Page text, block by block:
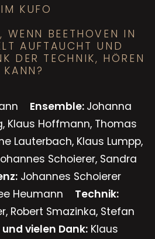
IM KUFO
WENN BEETHOVEN IN
AUFTAUCHT UND
DER TECHNIK, HÖREN
KANN?
Ensemble: Johanna
Klaus Hoffmann, Thomas
Lauterbach, Klaus Lumpp,
Schoierer, Sandra
Johannes Schoierer
Heumann Technik:
Robert Smazinka, Stefan
und vielen Dank: Klaus